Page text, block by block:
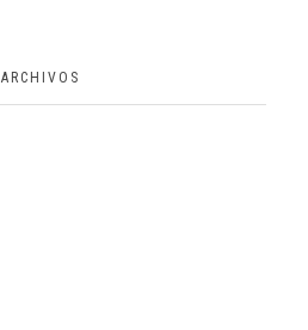
ARCHIVOS